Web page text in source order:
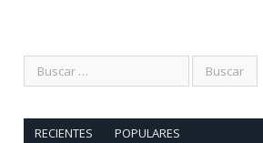
RECIENTES POPULARES